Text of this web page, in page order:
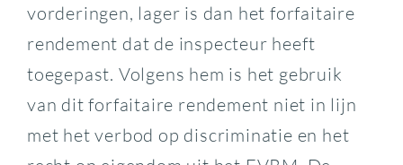
vorderingen, lager is dan het forfaitaire
rendement dat de inspecteur heeft
toegepast. Volgens hem is het gebruik
van dit forfaitaire rendement niet in lijn
met het verbod op discriminatie en het